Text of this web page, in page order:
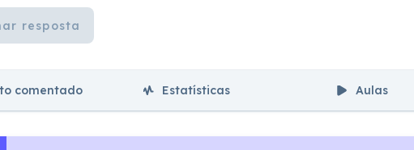
resposta
comentado Estatísticas Aulas